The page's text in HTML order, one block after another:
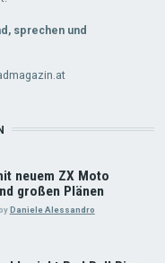
sprechen und
neuem ZX Moto
großen Plänen
byDaniele Alessandro